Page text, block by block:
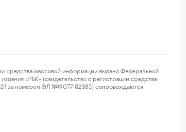
массовой информации выдано Федеральной
«РБК» (свидетельство о регистрации средства
за номером ЭЛ №ФС77-82385) сопровождаются